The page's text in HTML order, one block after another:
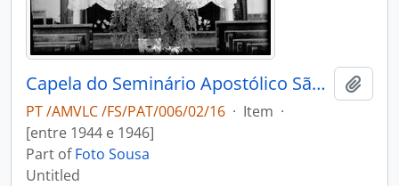
Capela do Seminário Apostólico São João de Brito
PT /AMVLC /FS/PAT/006/02/16 · Item ·
[entre 1944 e 1946]
Part ofFoto Sousa
Untitled